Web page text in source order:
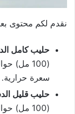
نقدم لكم محتوى
حليب كامل الدسم
سعرة حرارية.
حليب قليل الدسم